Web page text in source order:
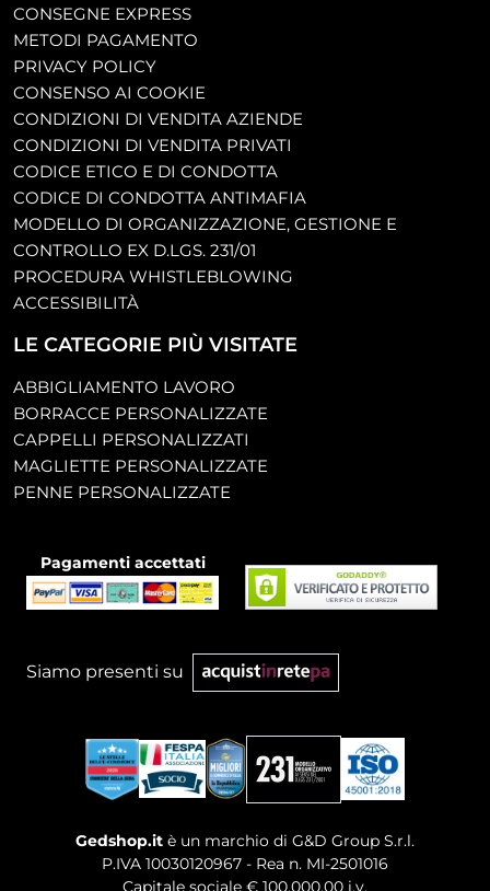
CONSEGNE EXPRESS
METODI PAGAMENTO
PRIVACY POLICY
CONSENSO AI COOKIE
CONDIZIONI DI VENDITA AZIENDE
CONDIZIONI DI VENDITA PRIVATI
CODICE ETICO E DI CONDOTTA
CODICE DI CONDOTTA ANTIMAFIA
MODELLO DI ORGANIZZAZIONE, GESTIONE E
CONTROLLO EX D.LGS. 231/01
PROCEDURA WHISTLEBLOWING
ACCESSIBILITÀ
LE CATEGORIE PIÙ VISITATE
ABBIGLIAMENTO LAVORO
BORRACCE PERSONALIZZATE
CAPPELLI PERSONALIZZATI
MAGLIETTE PERSONALIZZATE
PENNE PERSONALIZZATE
Pagamenti accettati
Siamo presenti su
Gedshop.it è un marchio di G&D Group S.r.l.
P.IVA 10030120967 - Rea n. MI-2501016
Capitale sociale € 100.000,00 i.v.